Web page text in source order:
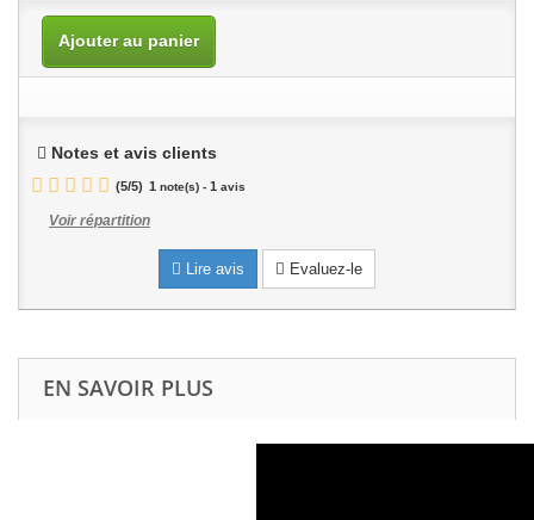
Ajouter au panier
Notes et avis clients
(5/5) 1 note(s) - 1 avis
Voir répartition
Lire avis Evaluez-le
EN SAVOIR PLUS